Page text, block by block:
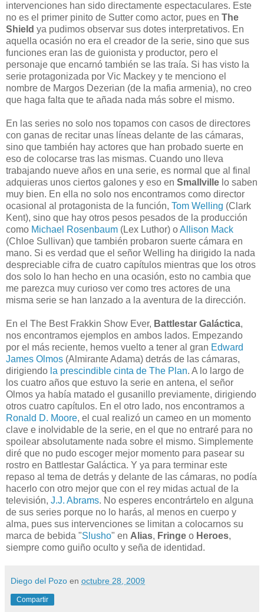
intervenciones han sido directamente espectaculares. Este
no es el primer pinito de Sutter como actor, pues en The
Shield ya pudimos observar sus dotes interpretativos. En
aquella ocasión no era el creador de la serie, sino que sus
funciones eran las de guionista y productor, pero el
personaje que encarnó también se las traía. Si has visto la
serie protagonizada por Vic Mackey y te menciono el
nombre de Margos Dezerian (de la mafia armenia), no creo
que haga falta que te añada nada más sobre el mismo.
En las series no solo nos topamos con casos de directores
con ganas de recitar unas líneas delante de las cámaras,
sino que también hay actores que han probado suerte en
eso de colocarse tras las mismas. Cuando uno lleva
trabajando nueve años en una serie, es normal que al final
adquieras unos ciertos galones y eso en Smallville lo saben
muy bien. En ella no solo nos encontramos como director
ocasional al protagonista de la función, Tom Welling (Clark
Kent), sino que hay otros pesos pesados de la producción
como Michael Rosenbaum (Lex Luthor) oAllison Mack
(Chloe Sullivan) que también probaron suerte cámara en
mano. Si es verdad que el señor Welling ha dirigido la nada
despreciable cifra de cuatro capítulos mientras que los otros
dos solo lo han hecho en una ocasión, esto no cambia que
me parezca muy curioso ver como tres actores de una
misma serie se han lanzado a la aventura de la dirección.
En el The Best Frakkin Show Ever, Battlestar Galáctica,
nos encontramos ejemplos en ambos lados. Empezando
por el más reciente, hemos vuelto a tener al gran Edward
James Olmos (Almirante Adama) detrás de las cámaras,
dirigiendo la prescindible cinta de The Plan. A lo largo de
los cuatro años que estuvo la serie en antena, el señor
Olmos ya había matado el gusanillo previamente, dirigiendo
otros cuatro capítulos. En el otro lado, nos encontramos a
Ronald D. Moore, el cual realizó un cameo en un momento
clave e inolvidable de la serie, en el que no entraré para no
spoilear absolutamente nada sobre el mismo. Simplemente
diré que no pudo escoger mejor momento para pasear su
rostro en Battlestar Galáctica. Y ya para terminar este
repaso al tema de detrás y delante de las cámaras, no podía
hacerlo con otro mejor que con el rey midas actual de la
televisión, J.J. Abrams. No esperes encontrártelo en alguna
de sus series porque no lo harás, al menos en cuerpo y
alma, pues sus intervenciones se limitan a colocarnos su
marca de bebida "Slusho" en Alias, Fringe o Heroes,
siempre como guiño oculto y seña de identidad.
Diego del Pozo en octubre 28, 2009
Compartir